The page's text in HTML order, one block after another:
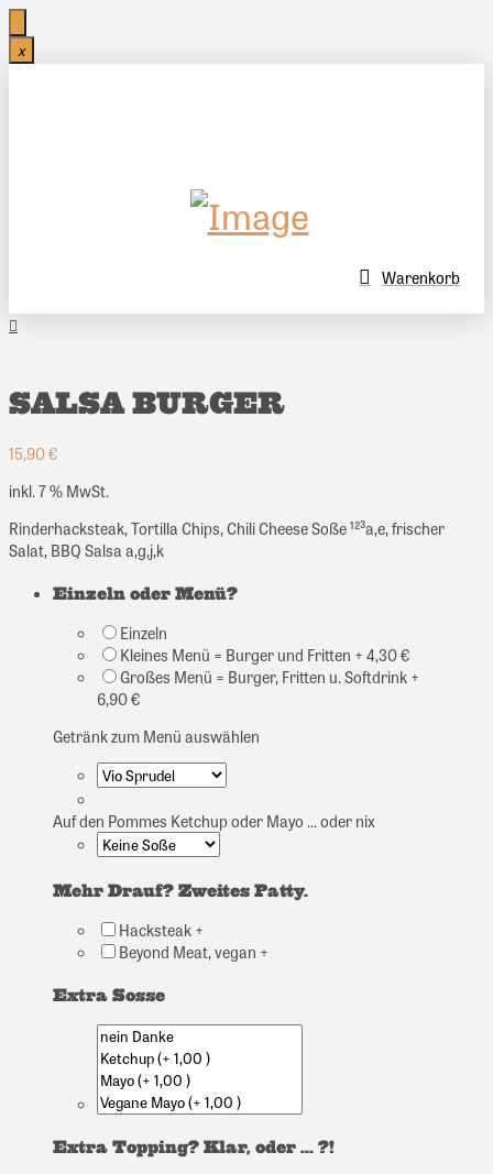
x
Warenkorb
SALSA BURGER
15,90€
inkl. 7 % MwSt.
Rinderhacksteak, Tortilla Chips, Chili Cheese Soße ¹²³a,e, frischer
Salat, BBQ Salsa a,g,j,k
Einzeln oder Menü?
Einzeln
Kleines Menü = Burger und Fritten + 4,30 €
Großes Menü = Burger, Fritten u. Softdrink +
6,90 €
Getränk zum Menü auswählen
Auf den Pommes Ketchup oder Mayo ... oder nix
Mehr Drauf? Zweites Patty.
Hacksteak +
Beyond Meat, vegan +
Extra Soße
Extra Topping? Klar, oder ... ?!